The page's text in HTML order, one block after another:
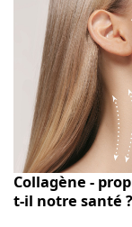
Collagène -
t-il notre santé ?